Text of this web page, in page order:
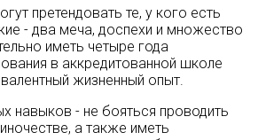
претендовать те, у кого есть
- два меча, доспехи и множество
иметь четыре года
в аккредитованной школе
жизненный опыт.
навыков - не бояться проводить
а также иметь